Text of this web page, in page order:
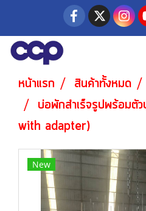
หน้าแรก สินค้าทั้งหมด
บ่อพักสำเร็จรูปพร้อมตั
with adapter)
New